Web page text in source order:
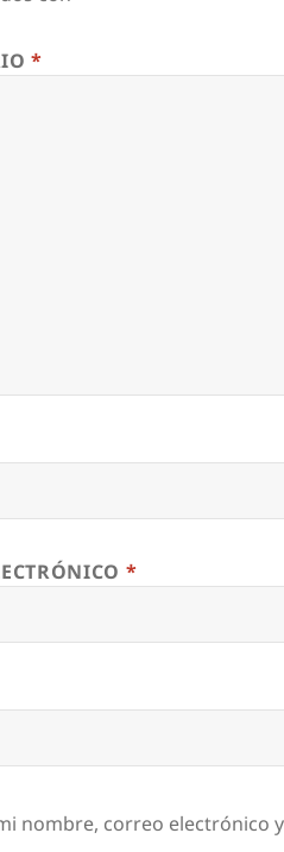
*
*
nombre, correo electrónico